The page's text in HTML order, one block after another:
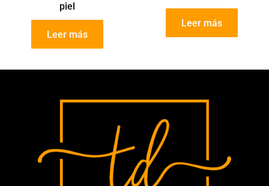
piel
Leer más
Leer más